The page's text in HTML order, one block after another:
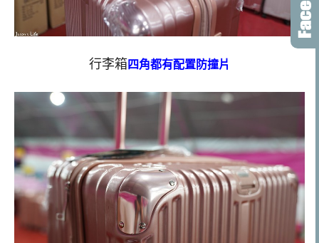
行李箱 四角都有配置防撞片